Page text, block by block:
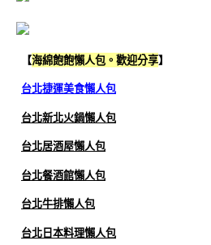
【海綿飽飽懶人包。歡迎分享】
台北捷運美食懶人包
台北新北火鍋懶人包
台北居酒屋懶人包
台北餐酒館懶人包
台北牛排懶人包
台北日本料理懶人包